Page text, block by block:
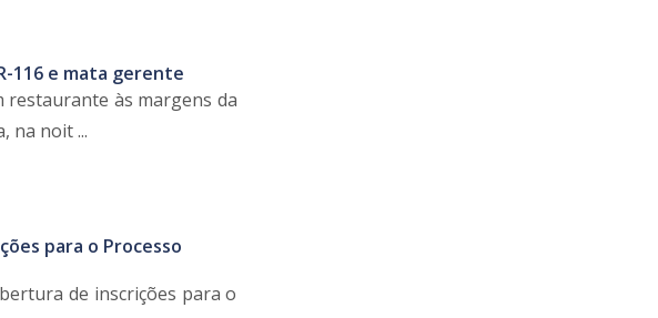
116 e mata gerente
restaurante às margens da
na noit ...
para o Processo
de inscrições para o